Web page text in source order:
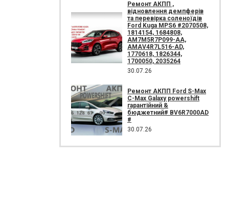
Ремонт АКПП ,
відновлення демпферів
та перевірка соленоїдів
Ford Kuga MPS6 #2070508,
1814154, 1684808,
AM7M5R7P099-AA,
AMAV4R7L516-AD,
1770618, 1826344,
1700050, 2035264
30.07.26
Ремонт АКПП Ford S-Max
C-Max Galaxy powershift
гарантійний &
бюджетний# BV6R7000AD
#
30.07.26